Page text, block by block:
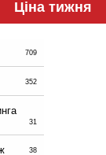
Ціна тижня
709
352
31
38